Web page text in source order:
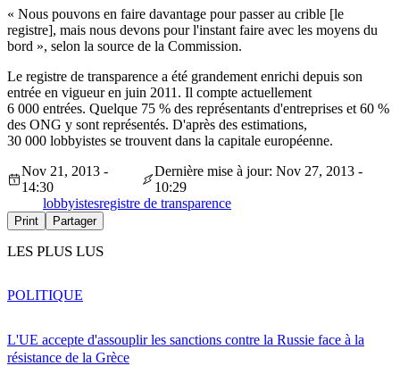
« Nous pouvons en faire davantage pour passer au crible [le
registre], mais nous devons pour l'instant faire avec les moyens du
bord », selon la source de la Commission.
Le registre de transparence a été grandement enrichi depuis son
entrée en vigueur en juin 2011. Il compte actuellement
6 000 entrées. Quelque 75 % des représentants d'entreprises et 60 %
des ONG y sont représentés. D'après des estimations,
30 000 lobbyistes se trouvent dans la capitale européenne.
Nov 21, 2013 -
14:30
Dernière mise à jour: Nov 27, 2013 -
10:29
lobbyistesregistre de transparence
Print Partager
LES PLUS LUS
L'UE accepte d'assouplir les sanctions contre la Russie face à la
résistance de la Grèce
POLITIQUE